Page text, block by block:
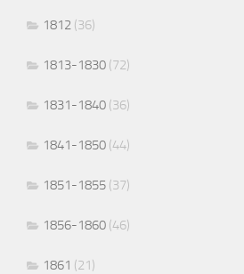
1812 (36)
1813-1830 (72)
1831-1840 (36)
1841-1850 (44)
1851-1855 (37)
1856-1860 (46)
1861 (21)